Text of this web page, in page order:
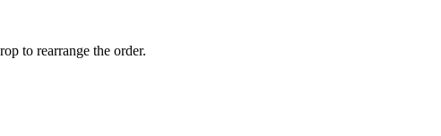
to rearrange the order.